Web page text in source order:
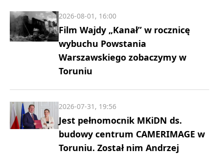
Film Wajdy „Kanał” w rocznicę
wybuchu Powstania
Warszawskiego zobaczymy w
Toruniu
2026-08-01, 16:00
Jest pełnomocnik MKiDN ds.
budowy centrum CAMERIMAGE w
Toruniu. Został nim Andrzej
2026-07-31, 19:56